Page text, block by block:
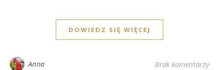
DOWIEDZ SIĘ WIĘCEJ
Anna Brak komentarzy